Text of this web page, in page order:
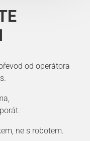
od operátora
ne s robotem.